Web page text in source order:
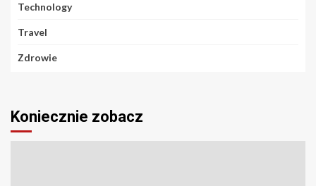
Technology
Travel
Zdrowie
Koniecznie zobacz